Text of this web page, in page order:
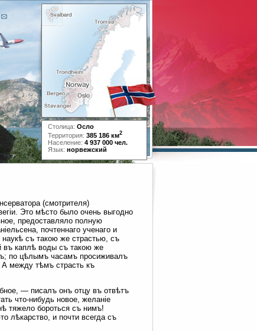
Столица: Осло
Территория: 385 186 км2
Население: 4 937 000 чел.
Язык: норвежский
(смотрителя)
Это мѣсто было очень выгодно
предоставляло полную
почтеннаго ученаго и
съ такою же страстью, съ
въ каплѣ воды съ такою же
по цѣлымъ часамъ просиживалъ
А между тѣмъ страсть къ
— писалъ онъ отцу въ отвѣтъ
что-нибудь новое, желаніе
тяжело бороться съ нимъ!
лѣкарство, и почти всегда съ